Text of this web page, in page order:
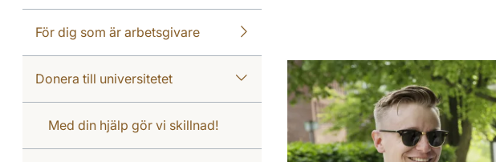
För dig som är arbetsgivare
Donera till universitetet
Med din hjälp gör vi skillnad!